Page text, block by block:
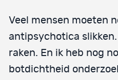
Veel mensen moeten
antipsychotica
raken. En ik heb nog
botdichtheid